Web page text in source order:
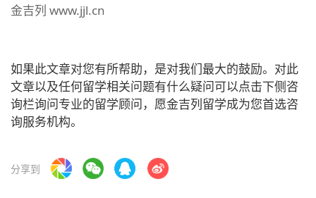
金吉列 www.jjl.cn
如果此文章对您有所帮助，是对我们最大的鼓励。对此
文章以及任何留学相关问题有什么疑问可以点击下侧咨
询栏询问专业的留学顾问，愿金吉列留学成为您首选咨
询服务机构。
分享到